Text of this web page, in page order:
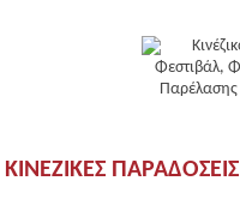
ΚΙΝΕΖΙΚΕΣ ΠΑΡΑΔΟΣΕΙΣ